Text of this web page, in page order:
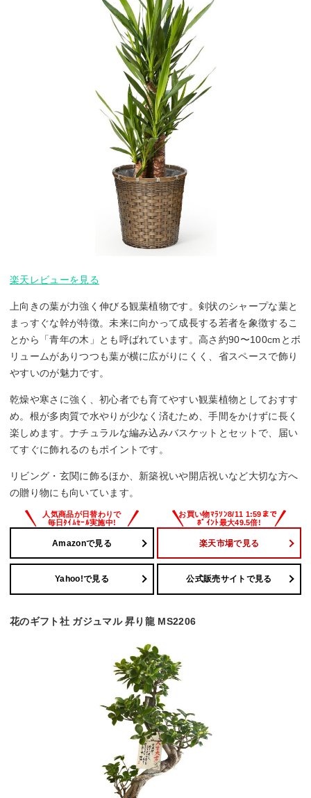
楽天レビューを見る
上向きの葉が力強く伸びる観葉植物です。剣状のシャープな葉と
まっすぐな幹が特徴。未来に向かって成長する若者を象徴するこ
とから「青年の木」とも呼ばれています。高さ約90〜100cmとボ
リュームがありつつも葉が横に広がりにくく、省スペースで飾り
やすいのが魅力です。
乾燥や寒さに強く、初心者でも育てやすい観葉植物としておすす
め。根が多肉質で水やりが少なく済むため、手間をかけずに長く
楽しめます。ナチュラルな編み込みバスケットとセットで、届い
てすぐに飾れるのもポイントです。
リビング・玄関に飾るほか、新築祝いや開店祝いなど大切な方へ
の贈り物にも向いています。
Amazonで見る 楽天市場で見る
Yahoo!で見る 公式販売サイトで見る
花のギフト社 ガジュマル 昇り龍 MS2206